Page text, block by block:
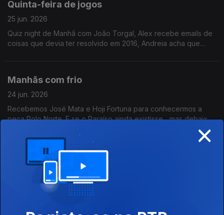
Quinta-feira de jogos
25 jun. 2026
Quiz night de Manhã com João Torgal, Alex recebe emails de
coisas que devia ter resolvido em 2016, Andreia acha que
Manhãs com frio
24 jun. 2026
Recebemos José Mata e Hoji Fortuna para conhecermos a
peça Polo Norte. E se o Paraíso ainda existisse... mas debaixo
VerãooOOooOOooo!
Chegou o verão!
×